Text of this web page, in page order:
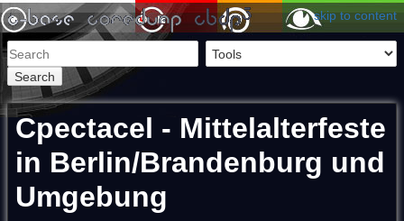
skip to content
Search
Cpectacel - Mittelalterfeste
in Berlin/Brandenburg und
Umgebung